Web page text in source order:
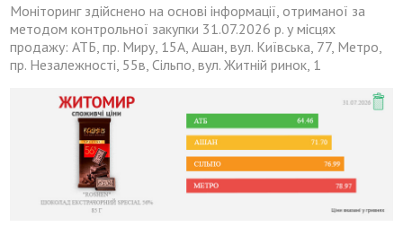
Моніторинг здійснено на основі інформації, отриманої за
методом контрольної закупки 31.07.2026 р. у місцях
продажу: АТБ, пр. Миру, 15А, Ашан, вул. Київська, 77, Метро,
пр. Незалежності, 55в, Сільпо, вул. Житній ринок, 1